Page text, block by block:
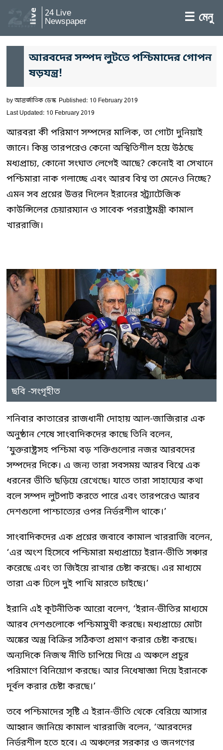
24 Live
Newspaper ☰ মেনু
আরবদের সম্পদ লুটতে পশ্চিমাদের গোপন
ষড়যন্ত্র!
byআন্তর্জাতিক ডেস্ক Published: 10 February 2019
Last Updated: 10 February 2019
আরবরা কী পরিমাণ সম্পদের মালিক, তা গোটা দুনিয়াই
জানে। কিন্তু তারপরেও কেনো অস্থিতিশীল হয়ে উঠছে
মধ্যপ্রাচ্য, কোনো সংঘাত লেগেই আছে? কেনোই বা সেখানে
পশ্চিমারা নাক গলাচ্ছে এবং আরব বিশ্ব তা মেনেও নিচ্ছে?
এমন সব প্রশ্নের উত্তর দিলেন ইরানের স্ট্র্যাটেজিক
কাউন্সিলের চেয়ারম্যান ও সাবেক পররাষ্ট্রমন্ত্রী কামাল
খাররাজি।
ছবি -সংগৃহীত
শনিবার কাতারের রাজধানী দোহায় আল-জাজিরার এক
অনুষ্ঠান শেষে সাংবাদিকদের কাছে তিনি বলেন,
‘যুক্তরাষ্ট্রসহ পশ্চিমা বড় শক্তিগুলোর নজর আরবদের
সম্পদের দিকে। এ জন্য তারা সবসময় আরব বিশ্বে এক
ধরনের ভীতি ছড়িয়ে রেখেছে। যাতে তারা সাহায্যের কথা
বলে সম্পদ লুটপাট করতে পারে এবং তারপরেও আরব
দেশগুলো পাশ্চাত্যের ওপর নির্ভরশীল থাকে।’
সাংবাদিকদের এক প্রশ্নের জবাবে কামাল খাররাজি বলেন,
‘এর অংশ হিসেবে পশ্চিমারা মধ্যপ্রাচ্যে ইরান-ভীতি সঞ্চার
করেছে এবং তা জিইয়ে রাখার চেষ্টা করছে। এর মাধ্যমে
তারা এক ঢিলে দুই পাখি মারতে চাইছে।’
ইরানি এই কূটনীতিক আরো বলেণ, ‘ইরান-ভীতির মাধ্যমে
আরব দেশগুলোকে পশ্চিমামুখী করছে। মধ্যপ্রাচ্যে মোটা
অঙ্কের অস্ত্র বিক্রির সঠিকতা প্রমাণ করার চেষ্টা করছে।
অন্যদিকে নিজস্ব নীতি চাপিয়ে দিয়ে এ অঞ্চলে প্রচুর
পরিমাণে বিনিয়োগ করছে। আর নিধেষাজ্ঞা দিয়ে ইরানকে
দূর্বল করার চেষ্টা করছে।’
তবে পশ্চিমাদের সৃষ্টি এ ইরান-ভীতি থেকে বেরিয়ে আসার
আহ্বান জানিয়ে কামাল খাররাজি বলেন, ‘আরবদের
নির্ভরশীল হতে হবে। এ অঞ্চলের সরকার ও জনগণের